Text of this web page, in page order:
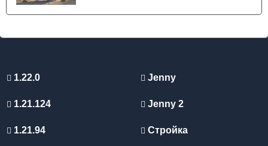
1.22.0
1.21.124
1.21.94
Jenny
Jenny 2
Стройка